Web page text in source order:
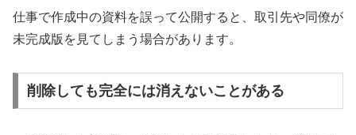
仕事で作成中の資料を誤って公開すると、取引先や同僚が
未完成版を見てしまう場合があります。
削除しても完全には消えないことがある